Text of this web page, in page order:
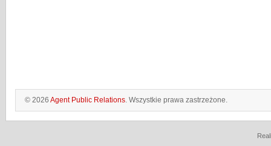
© 2026 Agent Public Relations. Wszystkie prawa zastrzeżone.